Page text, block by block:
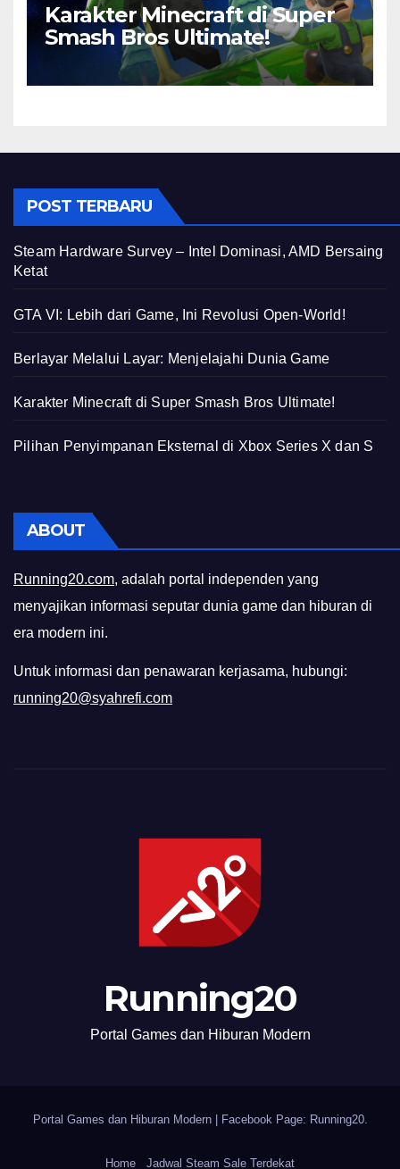
Karakter Minecraft di Super
Smash Bros Ultimate!
POST TERBARU
Steam Hardware Survey – Intel Dominasi, AMD Bersaing
Ketat
GTA VI: Lebih dari Game, Ini Revolusi Open-World!
Berlayar Melalui Layar: Menjelajahi Dunia Game
Karakter Minecraft di Super Smash Bros Ultimate!
Pilihan Penyimpanan Eksternal di Xbox Series X dan S
ABOUT
Running20.com, adalah portal independen yang
menyajikan informasi seputar dunia game dan hiburan di
era modern ini.
Untuk informasi dan penawaran kerjasama, hubungi:
running20@syahrefi.com
Running20
Portal Games dan Hiburan Modern
Portal Games dan Hiburan Modern Facebook Page: Running20.
Home Jadwal Steam Sale Terdekat